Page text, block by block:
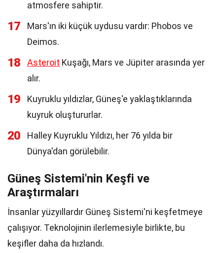
atmosfere sahiptir.
17
Mars'ın iki küçük uydusu vardır: Phobos ve
Deimos.
18 Asteroit Kuşağı, Mars ve Jüpiter arasında yer
alır.
19
Kuyruklu yıldızlar, Güneş'e yaklaştıklarında
kuyruk oluştururlar.
20
Halley Kuyruklu Yıldızı, her 76 yılda bir
Dünya'dan görülebilir.
Güneş Sistemi'nin Keşfi ve
Araştırmaları
İnsanlar yüzyıllardır Güneş Sistemi'ni keşfetmeye
çalışıyor. Teknolojinin ilerlemesiyle birlikte, bu
keşifler daha da hızlandı.